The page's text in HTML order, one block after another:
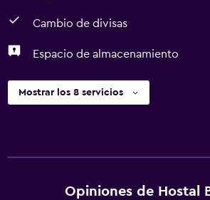
Cambio de divisas
Espacio de almacenamiento
Mostrar los 8 servicios
Opiniones de Hostal